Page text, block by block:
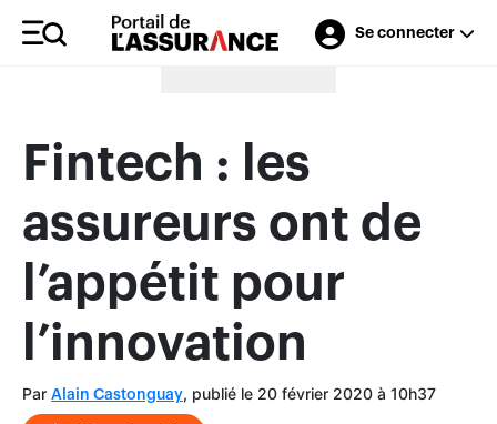
Se connecter
Merci à nos annonceurs
Fintech : les
assureurs ont de
l’appétit pour
l’innovation
Par Alain Castonguay, publié le 20 février 2020 à 10h37